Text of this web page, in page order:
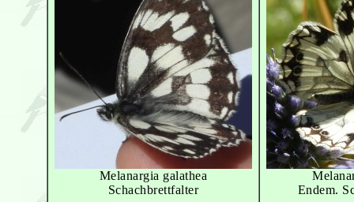
Melanargia galathea
Schachbrettfalter
Endem.